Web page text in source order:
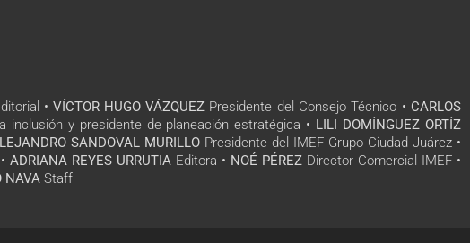
• VÍCTOR HUGO VÁZQUEZ Presidente del Consejo Técnico • CARLOS
inclusión y presidente de planeación estratégica • LILI DOMÍNGUEZ ORTÍZ
SANDOVAL MURILLO Presidente del IMEF Grupo Ciudad Juárez •
ADRIANA REYES URRUTIA Editora • NOÉ PÉREZ Director Comercial IMEF •
NAVA Staff